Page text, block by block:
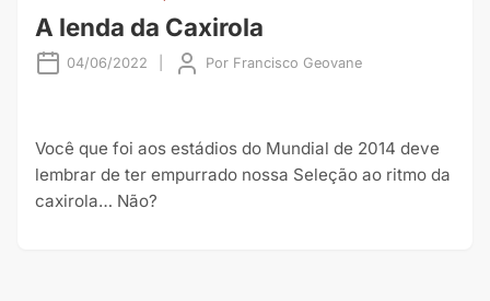
A lenda da Caxirola
04/06/2022 Por Francisco Geovane
Você que foi aos estádios do Mundial de 2014 deve
lembrar de ter empurrado nossa Seleção ao ritmo da
caxirola… Não?